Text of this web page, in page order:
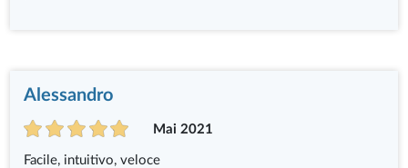
Alessandro
Mai 2021
Facile, intuitivo, veloce